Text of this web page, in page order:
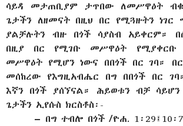
ሳይዳ መታጠቢያም ታጥበው ለመሥዋዕት ብቁ
ጌታችን ለዘመናት በዚህ በር የሚጓዙትን
ያልቻሉትን ብዙ በጎች ሳያስብ አይቀርም።
በዚያ በር የሚገቡ መሥዋዕት የሚያቀርቡ
መሥዋዕት የሚሆን ነውና በበጎች በር ገባ።
መሰከረው የእግዚአብሔር በግ በበጎች በር
እኛን በጎች ያሰኘናል። ሕይወቱን ብቻ
ጌታችን ኢየሱስ ክርስቶስ፡-
– በግ ተብሎ በጎች /ዮሐ.